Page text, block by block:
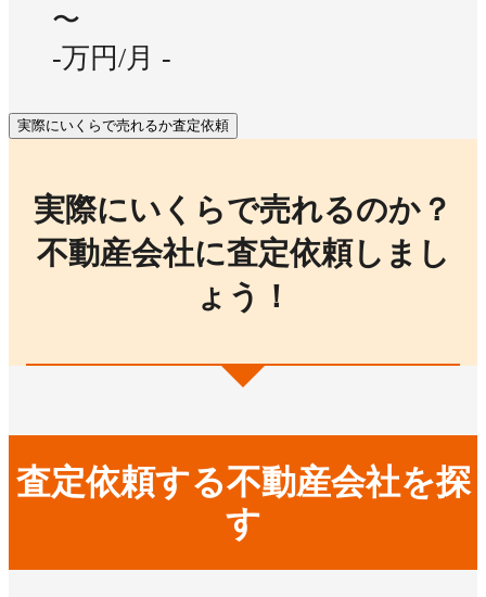
〜
-万円/月 -
実際にいくらで売れるか査定依頼
実際にいくらで売れるのか？
不動産会社に査定依頼しまし
ょう！
査定依頼する不動産会社を探
す